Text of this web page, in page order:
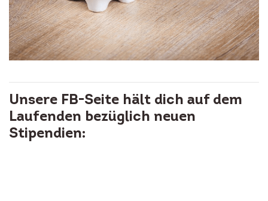
Unsere FB-Seite hält dich auf dem
Laufenden bezüglich neuen
Stipendien: